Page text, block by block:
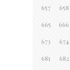
657 658
665 666
673 674
681 682